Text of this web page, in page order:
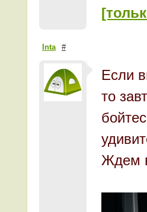
Inta #
Если
то
Ждем